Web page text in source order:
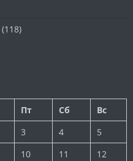
(118)
Пт Сб
Вс
3 4
5
10 11 12